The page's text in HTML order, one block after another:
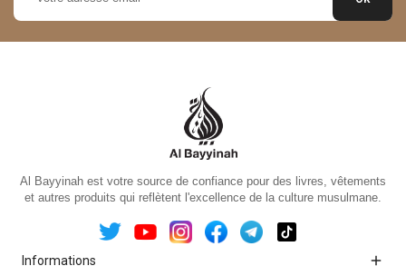
Al Bayyinah est votre source de confiance pour des livres, vêtements
et autres produits qui reflètent l'excellence de la culture musulmane.
Informations 